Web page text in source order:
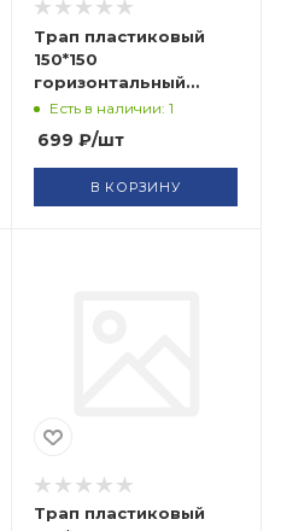
Трап пластиковый
150*150
горизонтальный
ТР0012 САНАКС
Есть в наличии: 1
699 ₽/шт
В КОРЗИНУ
Трап пластиковый